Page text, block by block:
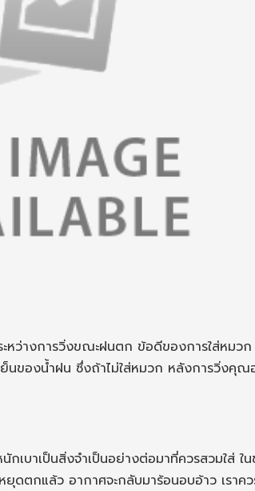
หว่างการวิ่งขณะฝนตก ข้อดีของการใส่หม
นของน้ำฝน ซึ่งถ้าไม่ใส่หมวก หลังการวิ่งคุณ
เบาเป็นสิ่งจำเป็นอย่างต่อมาที่ควรสวมใส่
ดตกแล้ว อากาศจะกลับมาร้อนอบอ้าว เราค